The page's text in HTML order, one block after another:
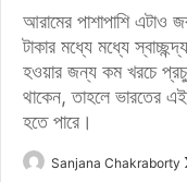
আরামের পাশাপাশি এটাও
টাকার মধ্যে মধ্যে
হওয়ার জন্য কম খরচে
থাকেন, তাহলে ভারতের
হতে পারে।
Sanjana Chakraborty